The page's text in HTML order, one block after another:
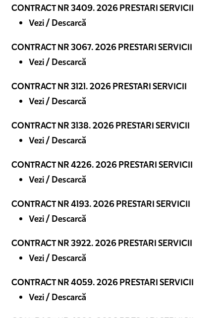
CONTRACT NR 3409. 2026 PRESTARI SERVICII
Vezi / Descarcă
CONTRACT NR 3067. 2026 PRESTARI SERVICII
Vezi / Descarcă
CONTRACT NR 3121. 2026 PRESTARI SERVICII
Vezi / Descarcă
CONTRACT NR 3138. 2026 PRESTARI SERVICII
Vezi / Descarcă
CONTRACT NR 4226. 2026 PRESTARI SERVICII
Vezi / Descarcă
CONTRACT NR 4193. 2026 PRESTARI SERVICII
Vezi / Descarcă
CONTRACT NR 3922. 2026 PRESTARI SERVICII
Vezi / Descarcă
CONTRACT NR 4059. 2026 PRESTARI SERVICII
Vezi / Descarcă